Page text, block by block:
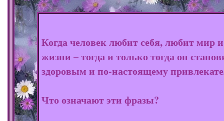
Когда человек любит себя, любит мир и
жизни – тогда и только тогда он
здоровым и по-настоящему
Что означают эти фразы?